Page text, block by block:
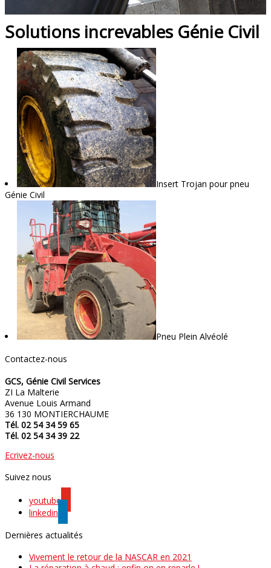
Solutions increvables Génie Civil
Insert Trojan pour pneu
Génie Civil
Pneu Plein Alvéolé
Contactez-nous
GCS, Génie Civil Services
ZI La Malterie
Avenue Louis Armand
36 130 MONTIERCHAUME
Tél. 02 54 34 59 65
Tél. 02 54 34 39 22
Ecrivez-nous
Suivez nous
youtube
linkedin
Dernières actualités
Vivement le retour de la NASCAR en 2021